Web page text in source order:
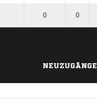
0 0
NEUZUGÄNGE